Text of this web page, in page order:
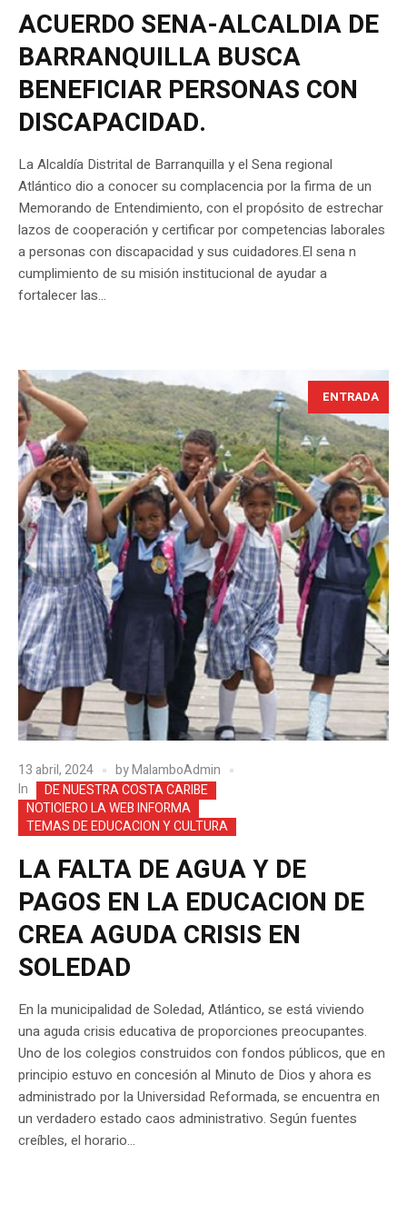
ACUERDO SENA-ALCALDIA DE
BARRANQUILLA BUSCA
BENEFICIAR PERSONAS CON
DISCAPACIDAD.
La Alcaldía Distrital de Barranquilla y el Sena regional
Atlántico dio a conocer su complacencia por la firma de un
Memorando de Entendimiento, con el propósito de estrechar
lazos de cooperación y certificar por competencias laborales
a personas con discapacidad y sus cuidadores.El sena n
cumplimiento de su misión institucional de ayudar a
fortalecer las...
ENTRADA
13 abril, 2024 byMalamboAdmin
In
DE NUESTRA COSTA CARIBE
NOTICIERO LA WEB INFORMA
TEMAS DE EDUCACION Y CULTURA
LA FALTA DE AGUA Y DE
PAGOS EN LA EDUCACION DE
CREA AGUDA CRISIS EN
SOLEDAD
En la municipalidad de Soledad, Atlántico, se está viviendo
una aguda crisis educativa de proporciones preocupantes.
Uno de los colegios construidos con fondos públicos, que en
principio estuvo en concesión al Minuto de Dios y ahora es
administrado por la Universidad Reformada, se encuentra en
un verdadero estado caos administrativo. Según fuentes
creíbles, el horario...